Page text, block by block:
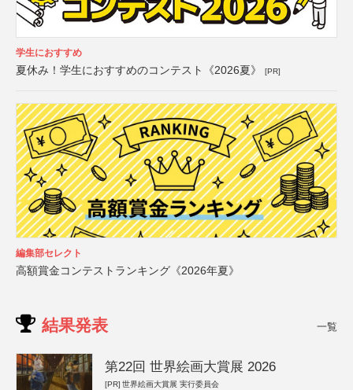
学生におすすめ
夏休み！学生におすすめのコンテスト《2026夏》 [PR]
編集部セレクト
高額賞金コンテストランキング《2026年夏》
結果発表 一覧
第22回 世界絵画大賞展 2026
[PR] 世界絵画大賞展 実行委員会